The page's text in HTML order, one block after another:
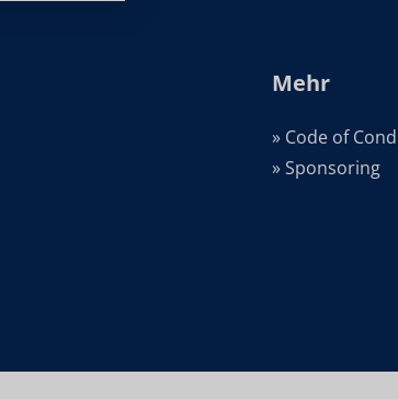
Mehr
» Code of
» Sponsoring